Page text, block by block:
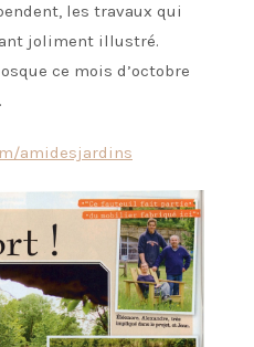
les travaux qui
joliment illustré.
ce mois d’octobre
amidesjardins